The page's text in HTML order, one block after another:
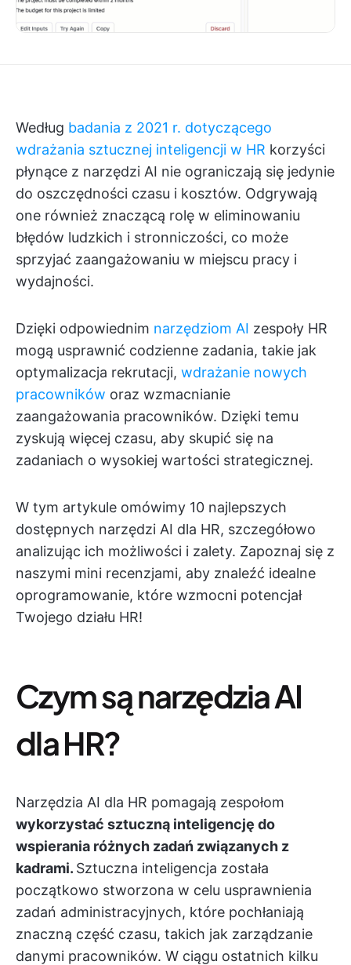
Według badania z 2021 r. dotyczącego
wdrażania sztucznej inteligencji w HR korzyści
płynące z narzędzi AI nie ograniczają się jedynie
do oszczędności czasu i kosztów. Odgrywają
one również znaczącą rolę w eliminowaniu
błędów ludzkich i stronniczości, co może
sprzyjać zaangażowaniu w miejscu pracy i
wydajności.
Dzięki odpowiednim narzędziom AI zespoły HR
mogą usprawnić codzienne zadania, takie jak
optymalizacja rekrutacji, wdrażanie nowych
pracowników oraz wzmacnianie
zaangażowania pracowników. Dzięki temu
zyskują więcej czasu, aby skupić się na
zadaniach o wysokiej wartości strategicznej.
W tym artykule omówimy 10 najlepszych
dostępnych narzędzi AI dla HR, szczegółowo
analizując ich możliwości i zalety. Zapoznaj się z
naszymi mini recenzjami, aby znaleźć idealne
oprogramowanie, które wzmocni potencjał
Twojego działu HR!
Czym są narzędzia AI
dla HR?
Narzędzia AI dla HR pomagają zespołom
wykorzystać sztuczną inteligencję do
wspierania różnych zadań związanych z
kadrami. Sztuczna inteligencja została
początkowo stworzona w celu usprawnienia
zadań administracyjnych, które pochłaniają
znaczną część czasu, takich jak zarządzanie
danymi pracowników. W ciągu ostatnich kilku